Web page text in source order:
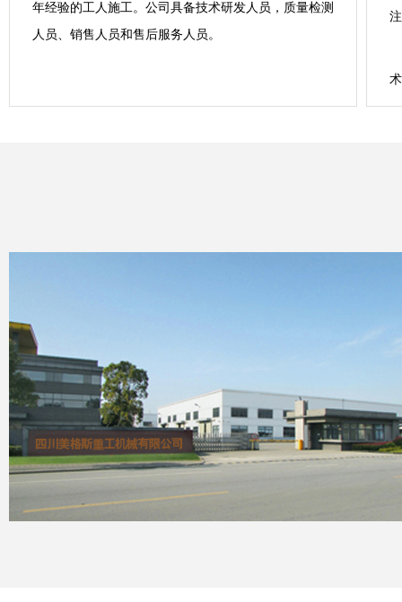
年经验的工人施工。公司具备技术研发人员，质量检测
人员、销售人员和售后服务人员。